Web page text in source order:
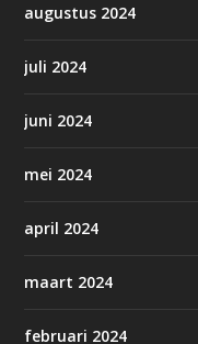
augustus 2024
juli 2024
juni 2024
mei 2024
april 2024
maart 2024
februari 2024